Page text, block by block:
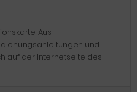
Aus
und
auf der Internetseite des